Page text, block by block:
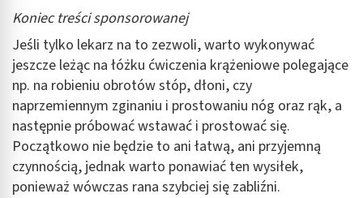
Koniec treści sponsorowanej
Jeśli tylko lekarz na to zezwoli, warto wykonywać
jeszcze leżąc na łóżku ćwiczenia krążeniowe polegające
np. na robieniu obrotów stóp, dłoni, czy
naprzemiennym zginaniu i prostowaniu nóg oraz rąk, a
następnie próbować wstawać i prostować się.
Początkowo nie będzie to ani łatwą, ani przyjemną
czynnością, jednak warto ponawiać ten wysiłek,
ponieważ wówczas rana szybciej się zabliźni.